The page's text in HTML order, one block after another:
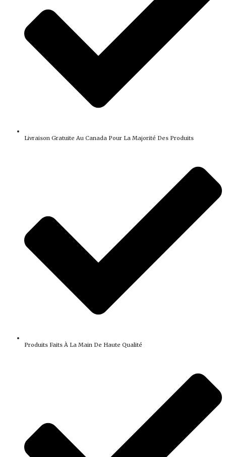
Livraison Gratuite Au Canada Pour La Majorité Des Produits
Produits Faits À La Main De Haute Qualité